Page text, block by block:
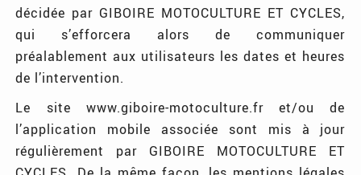
décidée par GIBOIRE MOTOCULTURE ET CYCLES,
qui s’efforcera alors de communiquer
préalablement aux utilisateurs les dates et heures
de l’intervention.
Le site www.giboire-motoculture.fr et/ou de
l’application mobile associée sont mis à jour
régulièrement par GIBOIRE MOTOCULTURE ET